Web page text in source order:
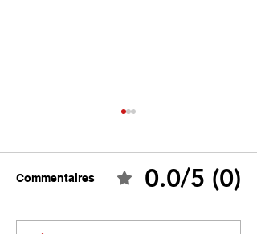
Commentaires 0.0/5 (0)